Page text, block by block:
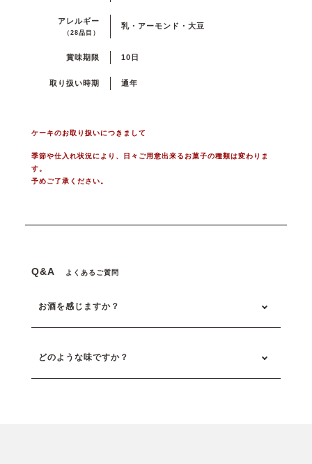
アレルギー
（28品目）
乳・アーモンド・大豆
賞味期限 10日
取り扱い時期 通年
ケーキのお取り扱いにつきまして
季節や仕入れ状況により、日々ご用意出来るお菓子の種類は変わりま
す。
予めご了承ください。
Q&A よくあるご質問
お酒を感じますか？
どのような味ですか？